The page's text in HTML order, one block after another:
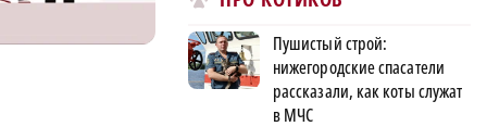
Пушистый строй:
нижегородские спасатели
рассказали, как коты служат
в МЧС